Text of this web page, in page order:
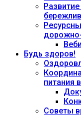
Будь здоров!
питания
Советы